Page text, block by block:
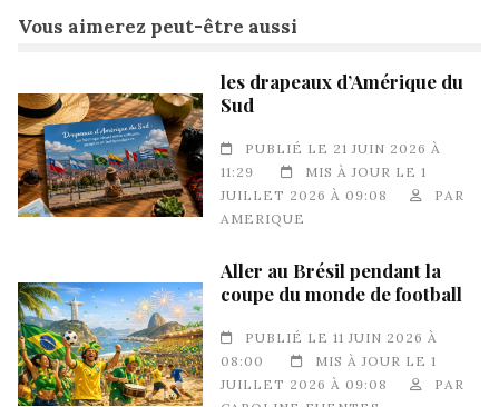
Vous aimerez peut-être aussi
les drapeaux d’Amérique du
Sud
PUBLIÉ LE 21 JUIN 2026 À
11:29
MIS À JOUR LE 1
JUILLET 2026 À 09:08
PAR
AMERIQUE
Aller au Brésil pendant la
coupe du monde de football
PUBLIÉ LE 11 JUIN 2026 À
08:00
MIS À JOUR LE 1
JUILLET 2026 À 09:08
PAR